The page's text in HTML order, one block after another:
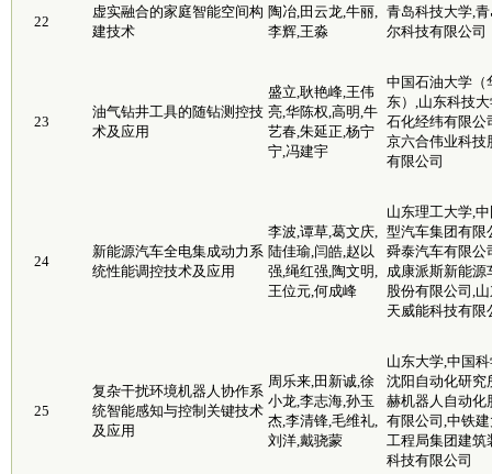
22
虚实融合的家庭智能空间构
建技术
陶冶,田云龙,牛丽,
李辉,王淼
青岛科技大学,
尔科技有限公司
23
油气钻井工具的随钻测控技
术及应用
盛立,耿艳峰,王伟
亮,华陈权,高明,牛
艺春,朱延正,杨宁
宁,冯建宇
中国石油大学（
东）,山东科技
石化经纬有限公
京六合伟业科技
有限公司
24
新能源汽车全电集成动力系
统性能调控技术及应用
李波,谭草,葛文庆,
陆佳瑜,闫皓,赵以
强,绳红强,陶文明,
王位元,何成峰
山东理工大学,
型汽车集团有限
舜泰汽车有限公
成康派斯新能源
股份有限公司,
天威能科技有限
25
复杂干扰环境机器人协作系
统智能感知与控制关键技术
及应用
周乐来,田新诚,徐
小龙,李志海,孙玉
杰,李清锋,毛维礼,
刘洋,戴骁蒙
山东大学,中国
沈阳自动化研究
赫机器人自动化
有限公司,中铁
工程局集团建筑
科技有限公司